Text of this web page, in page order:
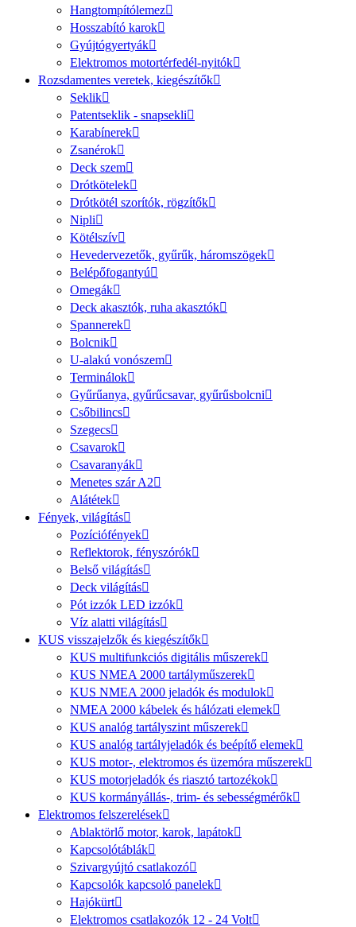
Hangtompítólemez
Hosszabító karok
Gyújtógyertyák
Elektromos motortérfedél-nyitók
Rozsdamentes veretek, kiegészítők
Seklik
Patentseklik - snapsekli
Karabínerek
Zsanérok
Deck szem
Drótkötelek
Drótkötél szorítók, rögzítők
Nipli
Kötélszív
Hevedervezetők, gyűrűk, háromszögek
Belépőfogantyú
Omegák
Deck akasztók, ruha akasztók
Spannerek
Bolcnik
U-alakú vonószem
Terminálok
Gyűrűanya, gyűrűcsavar, gyűrűsbolcni
Csőbilincs
Szegecs
Csavarok
Csavaranyák
Menetes szár A2
Alátétek
Fények, világítás
Pozíciófények
Reflektorok, fényszórók
Belső világítás
Deck világítás
Pót izzók LED izzók
Víz alatti világítás
KUS visszajelzők és kiegészítők
KUS multifunkciós digitális műszerek
KUS NMEA 2000 tartályműszerek
KUS NMEA 2000 jeladók és modulok
NMEA 2000 kábelek és hálózati elemek
KUS analóg tartályszint műszerek
KUS analóg tartályjeladók és beépítő elemek
KUS motor-, elektromos és üzemóra műszerek
KUS motorjeladók és riasztó tartozékok
KUS kormányállás-, trim- és sebességmérők
Elektromos felszerelések
Ablaktörlő motor, karok, lapátok
Kapcsolótáblák
Szivargyújtó csatlakozó
Kapcsolók kapcsoló panelek
Hajókürt
Elektromos csatlakozók 12 - 24 Volt